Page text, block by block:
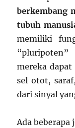
berkembang
tubuh
memiliki
mereka
sel otot,
dari sinyal
Ada beberapa